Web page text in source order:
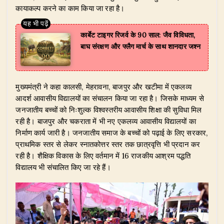
कायाकल्प करने का काम किया जा रहा है।
कार्बेट टाइगर रिजर्व के 90 साल: जैव विविधता,
बाघ संरक्षण और फ्लैग मार्च के साथ शानदार जश्न
​मुख्यमंत्री ने कहा कालसी, मेहरावना, बाजपुर और खटीमा में एकलव्य
आदर्श आवासीय विद्यालयों का संचालन किया जा रहा है। जिसके माध्यम से
जनजातीय बच्चों को निःशुल्क विश्वस्तरीय आवासीय शिक्षा की सुविधा मिल
रही है। बाजपुर और चकराता में भी नए एकलव्य आवासीय विद्यालयों का
निर्माण कार्य जारी है। जनजातीय समाज के बच्चों को पढ़ाई के लिए सरकार,
प्राथमिक स्तर से लेकर स्नातकोत्तर स्तर तक छात्रवृत्ति भी प्रदान कर
रही है। शैक्षिक विकास के लिए वर्तमान में 16 राजकीय आश्रम पद्धति
विद्यालय भी संचालित किए जा रहे हैं।